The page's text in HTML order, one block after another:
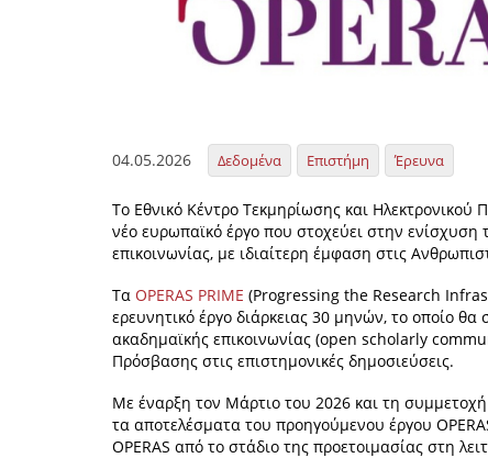
04.05.2026 Δεδομένα Επιστήμη Έρευνα
Το Εθνικό Κέντρο Τεκμηρίωσης και Ηλεκτρονικού
νέο ευρωπαϊκό έργο που στοχεύει στην ενίσχυση
επικοινωνίας, με ιδιαίτερη έμφαση στις
Τα OPERAS PRIME (Progressing the Research
ερευνητικό έργο διάρκειας 30 μηνών, το οποίο
ακαδημαϊκής επικοινωνίας (open scholarly
Πρόσβασης στις επιστημονικές δημοσιεύσεις.
Με έναρξη τον Μάρτιο του 2026 και τη
τα αποτελέσματα του προηγούμενου έργου
OPERAS από το στάδιο της προετοιμασίας στη